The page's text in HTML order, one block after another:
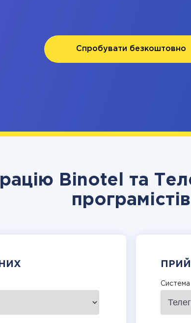
Спробувати безкоштовно
Binotel та
програмістів
Система